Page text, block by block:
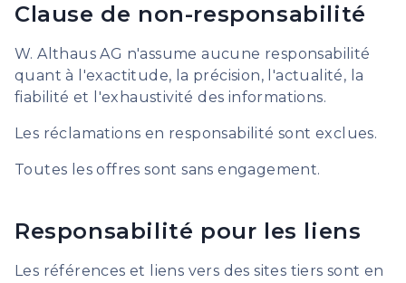
Clause de non-responsabilité
W. Althaus AG n'assume aucune responsabilité
quant à l'exactitude, la précision, l'actualité, la
fiabilité et l'exhaustivité des informations.
Les réclamations en responsabilité sont exclues.
Toutes les offres sont sans engagement.
Responsabilité pour les liens
Les références et liens vers des sites tiers sont en